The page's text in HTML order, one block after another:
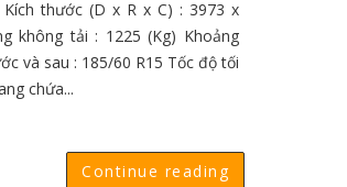
Kích thước (D x R x C) : 3973 x
không tải : 1225 (Kg) Khoảng
và sau : 185/60 R15 Tốc độ tối
chứa...
Continue reading